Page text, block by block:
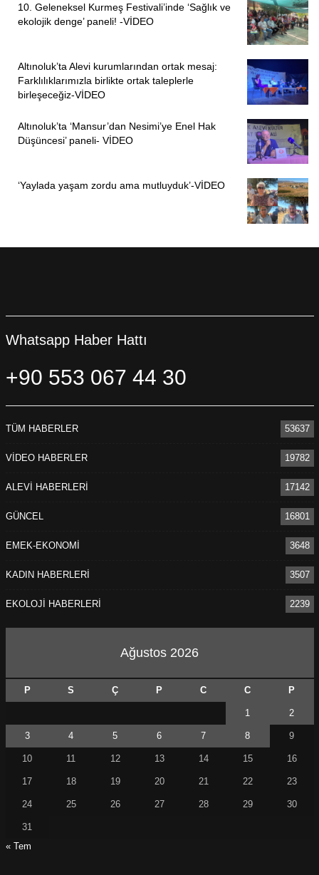
10. Geleneksel Kurmeş Festivali’inde ‘Sağlık ve
ekolojik denge’ paneli! -VİDEO
Altınoluk’ta Alevi kurumlarından ortak mesaj:
Farklılıklarımızla birlikte ortak taleplerle
birleşeceğiz-VİDEO
Altınoluk’ta ‘Mansur’dan Nesimi’ye Enel Hak
Düşüncesi’ paneli- VİDEO
‘Yaylada yaşam zordu ama mutluyduk’-VİDEO
Whatsapp Haber Hattı
+90 553 067 44 30
TÜM HABERLER 53637
VİDEO HABERLER 19782
ALEVİ HABERLERİ 17142
GÜNCEL 16801
EMEK-EKONOMİ 3648
KADIN HABERLERİ 3507
EKOLOJİ HABERLERİ 2239
Ağustos 2026
P S Ç P C C P
1 2
3 4 5 6 7 8 9
10 11 12 13 14 15 16
17 18 19 20 21 22 23
24 25 26 27 28 29 30
31
« Tem